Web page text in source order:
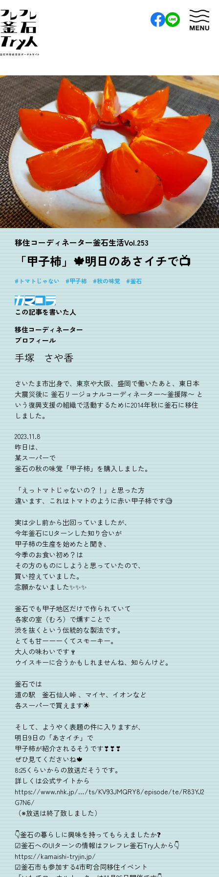
移住コーディネーター釜石生活Vol.253
「甲子柿」🍁明日のあさイチで📺
トマトじゃない 甲子柿 秋の味覚 釜石
この記事を書いた人
移住コーディネーター
プロフィール
手塚 さや香
さいたま市出身で、東京や大阪、盛岡で働いたあと、東日本
大震災後に 釜石リージョナルコーディネーター〜釜援隊〜 と
いう復興支援の組織で活動するために2014年秋に釜石に移住
しました。
2023.11.8
昨日は、
某スーパーで
釜石の秋の味覚「甲子柿」を購入しました。
「えっトマトじゃないの？！」と思った方
違います、これはトマトのように赤い甲子柿です🧐
実は少し前から出回っていましたが、
今年釜石にUターンした知り合いが
甲子柿の生産を始めたと聞き、
今季のお食い初め？は
その方のものにしようと思っていたので、
買い控えていました。
念願かないました✨✨✨
釜石でも甲子地区だけで作られていて
各家の室（むろ）で燻すことで
渋を抜くという伝統的な製法です。
とても甘ーーーくてスモーキー。
大人の味わいです🍷
ウイスキーに合うかもしれませんね、知らんけど。
釜石では
道の駅 釜石仙人峠 、マイヤ、イオンなど
各スーパーで買えます🌟
そして、ようやく表題の件に入りますが、
明日9日の「あさイチ」で
甲子柿が紹介されるそうです❣❣❣
ぜひ見てくださいね🍁
8:25くらいからの放送だそうです。
詳しくは公式サイトから
https://www.nhk.jp/…/ts/KV93JMQRY8/episode/te/R83YJ2
G7N6/
（※放送は終了致しました）
👇釜石の暮らしに興味を持ってもらえましたか❓
☑釜石へのUIターンの情報はフレフレ釜石Try人から👇
https://kamaishi-tryjin.jp/
☑釜石市も参加する4市町合同移住イベント